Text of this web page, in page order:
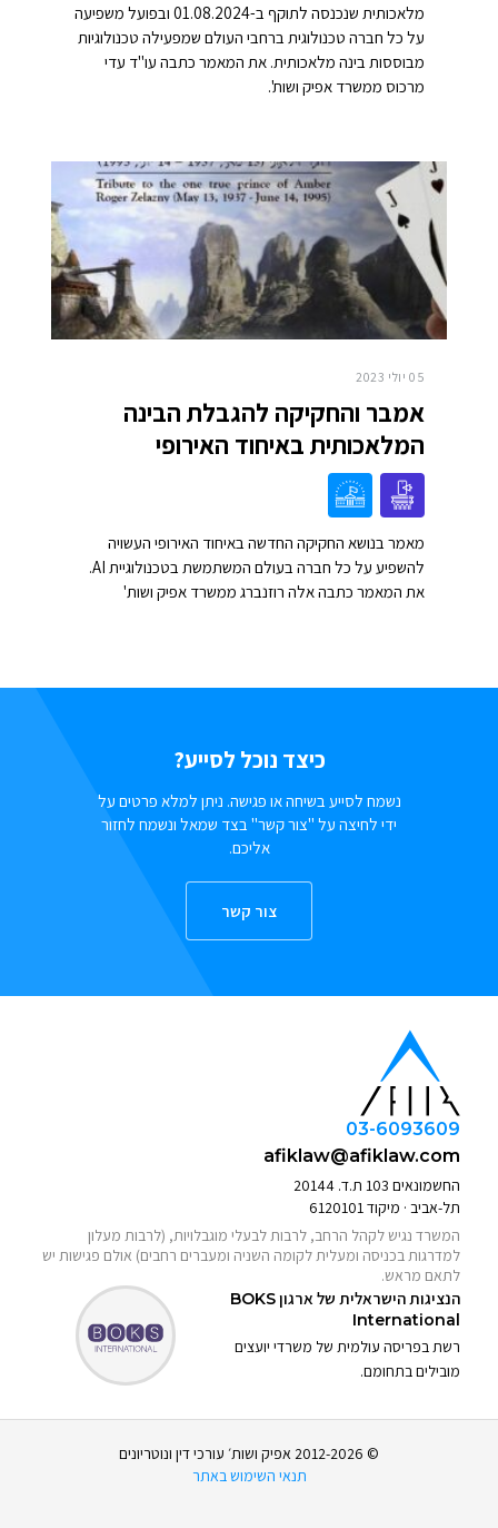
מלאכותית שנכנסה לתוקף ב-01.08.2024 ובפועל משפיעה
על כל חברה טכנולוגית ברחבי העולם שמפעילה טכנולוגיות
מבוססות בינה מלאכותית. את המאמר כתבה עו"ד עדי
מרכוס ממשרד אפיק ושות'.
05 יולי 2023
אמבר והחקיקה להגבלת הבינה
המלאכותית באיחוד האירופי
מאמר בנושא החקיקה החדשה באיחוד האירופי העשויה
להשפיע על כל חברה בעולם המשתמשת בטכנולוגיית AI.
את המאמר כתבה אלה רוזנברג ממשרד אפיק ושות'
כיצד נוכל לסייע?
נשמח לסייע בשיחה או פגישה. ניתן למלא פרטים על
ידי לחיצה על "צור קשר" בצד שמאל ונשמח לחזור
אליכם.
צור קשר
03-6093609
afiklaw@afiklaw.com
החשמונאים 103 ת.ד. 20144
תל-אביב · מיקוד 6120101
המשרד נגיש לקהל הרחב, לרבות לבעלי מוגבלויות, (לרבות מעלון
למדרגות בכניסה ומעלית לקומה השניה ומעברים רחבים) אולם פגישות יש
לתאם מראש.
הנציגות הישראלית של ארגוןBOKS
International
רשת בפריסה עולמית של משרדי יועצים
מובילים בתחומם.
© 2012-2026 אפיק ושות׳ עורכי דין ונוטריונים
תנאי השימוש באתר